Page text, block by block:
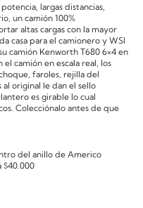
largas distancias,
un camión 100%
altas cargas con la mayor
casa para el camionero y WSI
camión Kenworth T680 6×4 en
camión en escala real, los
faroles, rejilla del
original le dan el sello
es girable lo cual
Colecciónalo antes de que
del anillo de Americo
$40.000